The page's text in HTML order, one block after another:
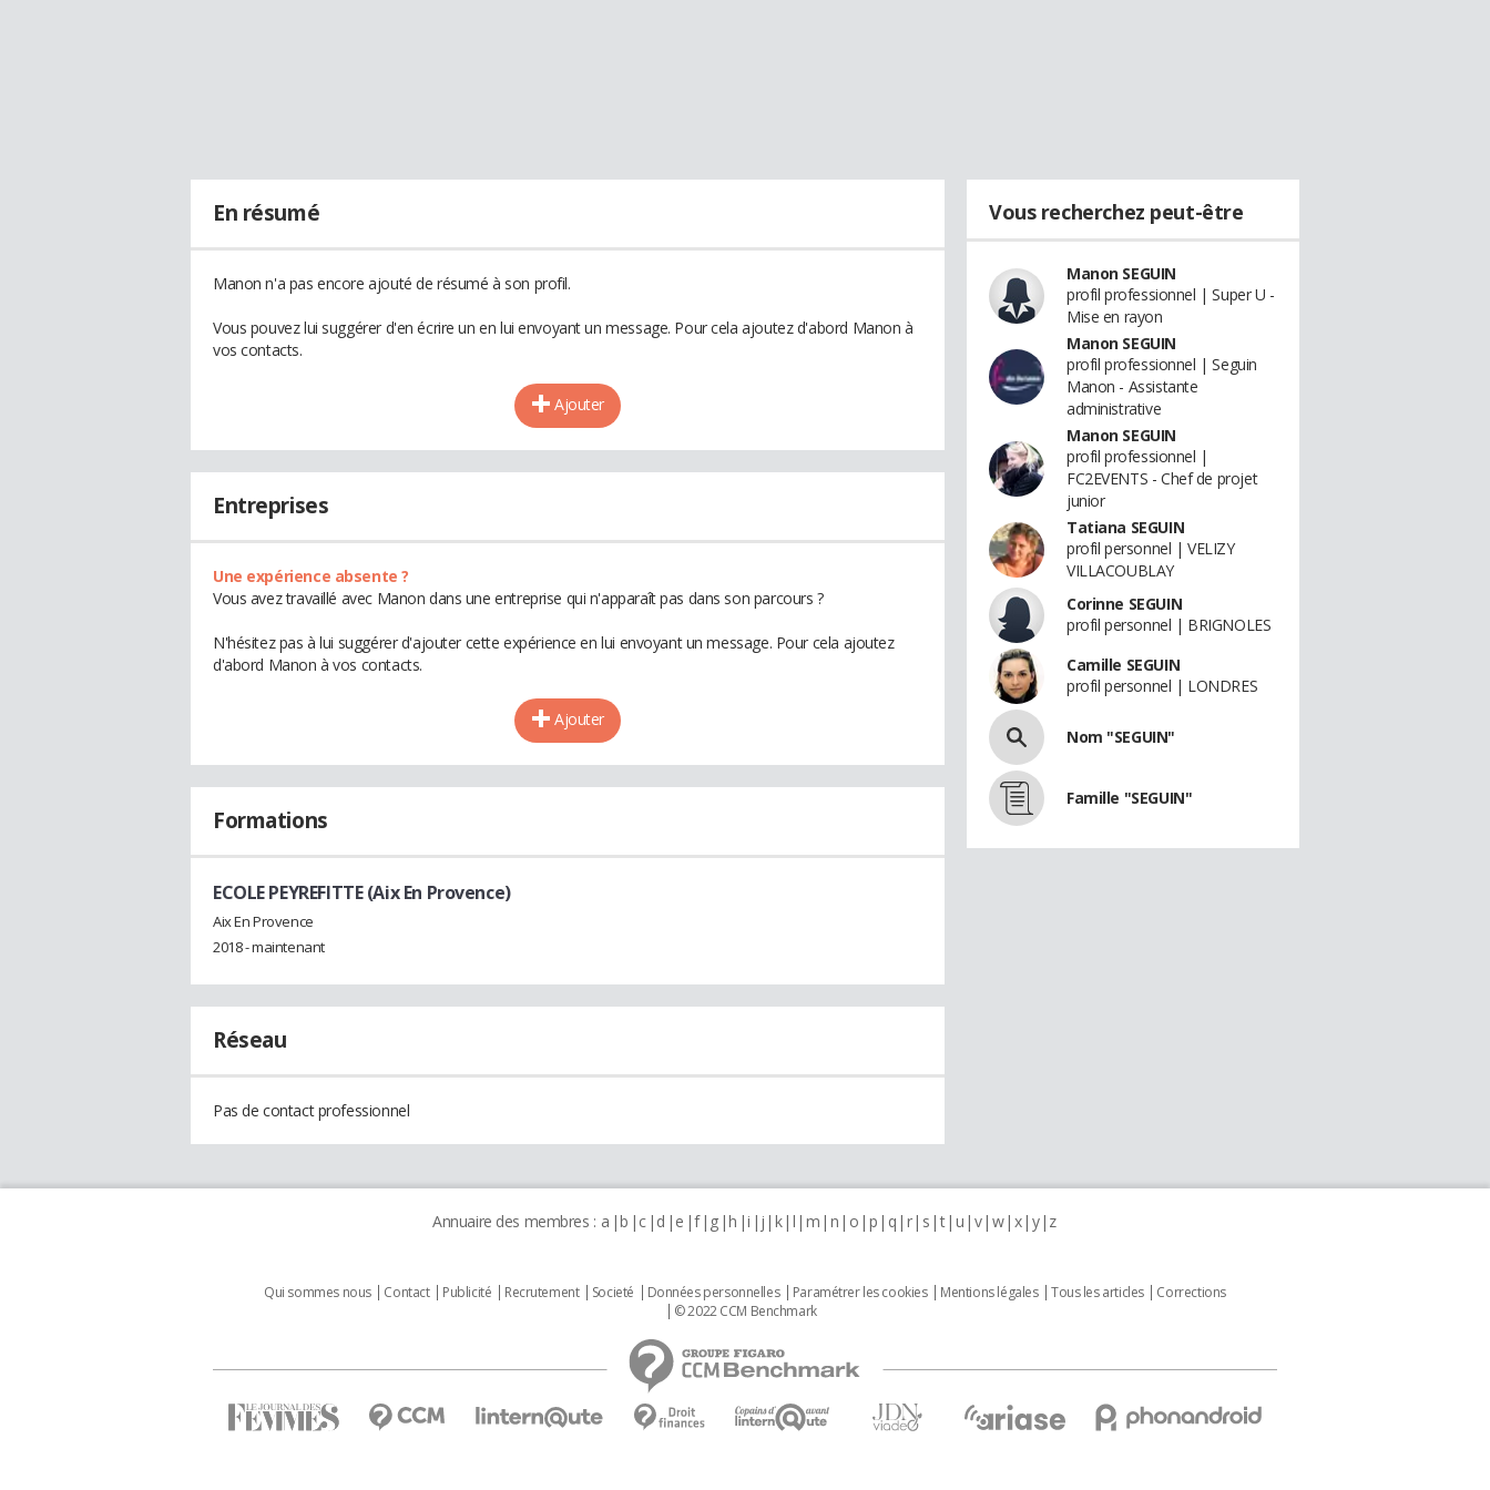
En résumé
Manon n'a pas encore ajouté de résumé à son profil.
Vous pouvez lui suggérer d'en écrire un en lui envoyant un message. Pour cela ajoutez d'abord Manon à
vos contacts.
Ajouter
Entreprises
Une expérience absente ?
Vous avez travaillé avec Manon dans une entreprise qui n'apparaît pas dans son parcours ?
N'hésitez pas à lui suggérer d'ajouter cette expérience en lui envoyant un message. Pour cela ajoutez
d'abord Manon à vos contacts.
Ajouter
Formations
ECOLE PEYREFITTE (Aix En Provence)
Aix En Provence
2018 - maintenant
Réseau
Pas de contact professionnel
Vous recherchez peut-être
Manon SEGUIN
profil professionnel | Super U -
Mise en rayon
Manon SEGUIN
profil professionnel | Seguin
Manon - Assistante
administrative
Manon SEGUIN
profil professionnel |
FC2EVENTS - Chef de projet
junior
Tatiana SEGUIN
profil personnel | VELIZY
VILLACOUBLAY
Corinne SEGUIN
profil personnel | BRIGNOLES
Camille SEGUIN
profil personnel | LONDRES
Nom "SEGUIN"
Famille "SEGUIN"
Annuaire des membres : a b c d e f g h i j k l m n o p q r s t u v w x y z
Qui sommes nous Contact Publicité Recrutement Societé Données personnelles Paramétrer les cookies Mentions légales Tous les articles
Corrections
© 2022 CCM Benchmark